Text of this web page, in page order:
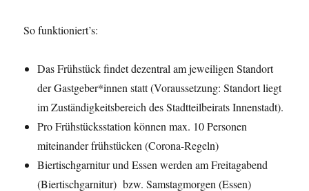
So funktioniert’s:
Das Frühstück findet dezentral am jeweiligen Standort
der Gastgeber*innen statt (Voraussetzung: Standort liegt
im Zuständigkeitsbereich des Stadtteilbeirats Innenstadt).
Pro Frühstücksstation können max. 10 Personen
miteinander frühstücken (Corona-Regeln)
Biertischgarnitur und Essen werden am Freitagabend
(Biertischgarnitur) bzw. Samstagmorgen (Essen)